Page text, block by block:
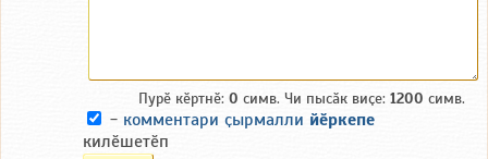
Пурӗ кӗртнӗ: 0 симв. Чи пысӑк виҫе: 1200 симв.
- комментари ҫырмалли йӗркепе
килӗшетӗп